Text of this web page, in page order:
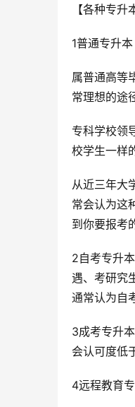
【各种专升
1普通专升本
属普通高等
常理想的途
专科学校领
校学生一样
从近三年大
常会认为这
到你要报考
2自考专升
遇、考研究
通常认为自
3成考专升
会认可度低
4远程教育